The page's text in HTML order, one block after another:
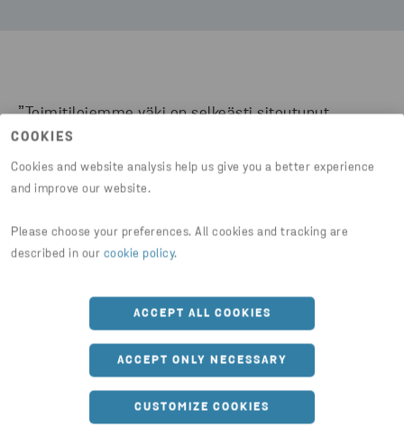
COOKIES
Cookies and website analysis help us give you a better experience
and improve our website.
Please choose your preferences. All cookies and tracking are
described in our cookie policy.
ACCEPT ALL COOKIES
ACCEPT ONLY NECESSARY
CUSTOMIZE COOKIES
”Toimitilojemme väki on selkeästi sitoutunut
lajitteluun, kun jätehuoltopalvelut on suunniteltu ja
toteutettu hyvin. Erillistä vakuuttelua ei enää
kaivata”, Puska iloitsee.
Puskan mukaan olemme onnistuneet suunnittelussa
hyvin, ja erityistä kiitosta saa jätehuoneen selkeät
haluttu tehdä mahdollisimman selkeää ja siistiä.
Kesällä 2021 alkanut yhteistyö on ollut paljolti
asiakaspäällikköJussi Niskalanhoidossa.
Jätehuollosta vastaava Puska on ollut